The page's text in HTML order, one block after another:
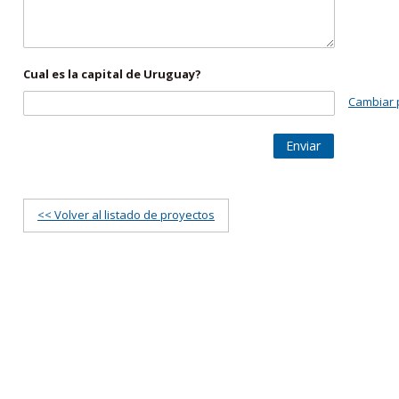
Cual es la capital de Uruguay?
Cambiar
Enviar
<< Volver al listado de proyectos